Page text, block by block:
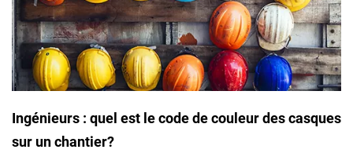
Ingénieurs : quel est le code de couleur des casques
sur un chantier?